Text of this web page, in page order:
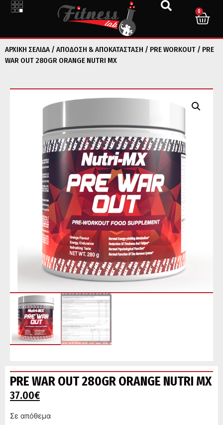
0
ΑΡΧΙΚΉ ΣΕΛΊΔΑ / ΑΠΟΔΟΣΗ & ΑΠΟΚΑΤΑΣΤΑΣΗ / PRE WORKOUT / PRE
WAR OUT 280GR ORANGE NUTRI MX
PRE WAR OUT 280GR ORANGE NUTRI MX
37.00€
Σε απόθεμα